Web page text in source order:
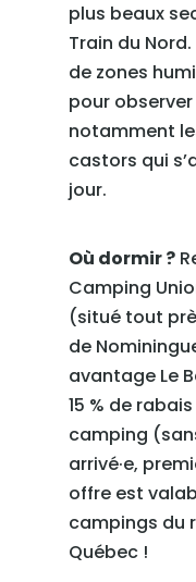
plus beaux
Train du
de zones
pour
notamment
castors qui
jour.
Où dormir ?
Camping
(situé tout
de
avantage Le
15 % de
camping
arrivé·e,
offre est
campings du
Québec !